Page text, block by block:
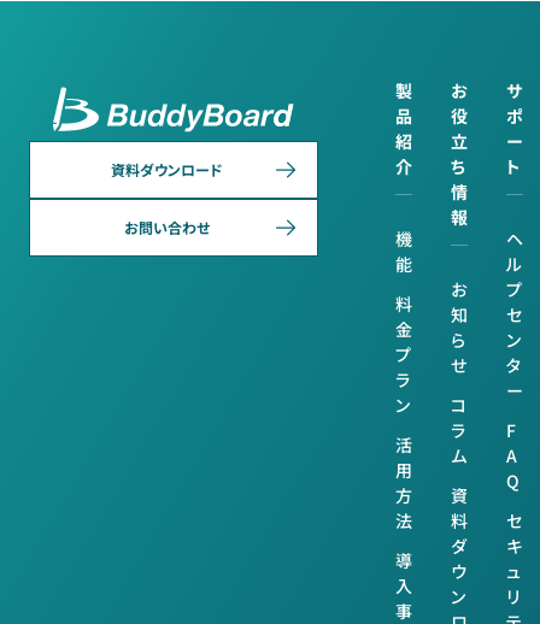
資料ダウンロード
お問い合わせ
製
品
紹
介
機
能
料
金
プ
ラ
ン
活
用
方
法
導
入
事
お
役
立
ち
情
報
お
知
ら
せ
コ
ラ
ム
資
料
ダ
ウ
ン
サ
ポ
ー
ト
ヘ
ル
プ
セ
ン
タ
ー
F
A
Q
セ
キ
ュ
リ